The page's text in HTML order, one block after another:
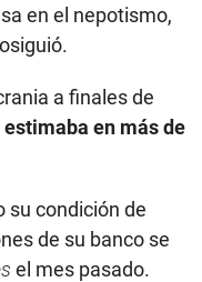
en el nepotismo,
a finales de
en más de
su condición de
de su banco se
el mes pasado.